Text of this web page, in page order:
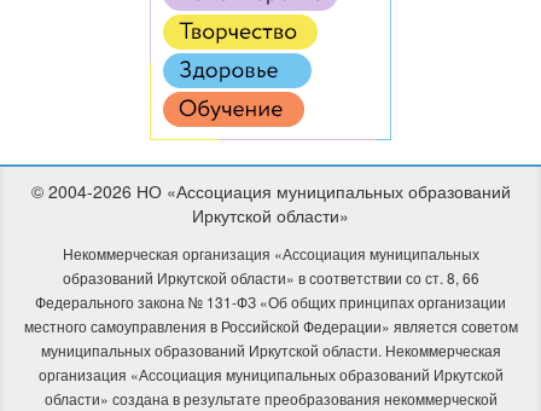
© 2004-2026 НО «Ассоциация муниципальных образований
Иркутской области»
Некоммерческая организация «Ассоциация муниципальных
образований Иркутской области» в соответствии со ст. 8, 66
Федерального закона № 131-ФЗ «Об общих принципах организации
местного самоуправления в Российской Федерации» является советом
муниципальных образований Иркутской области. Некоммерческая
организация «Ассоциация муниципальных образований Иркутской
области» создана в результате преобразования некоммерческой